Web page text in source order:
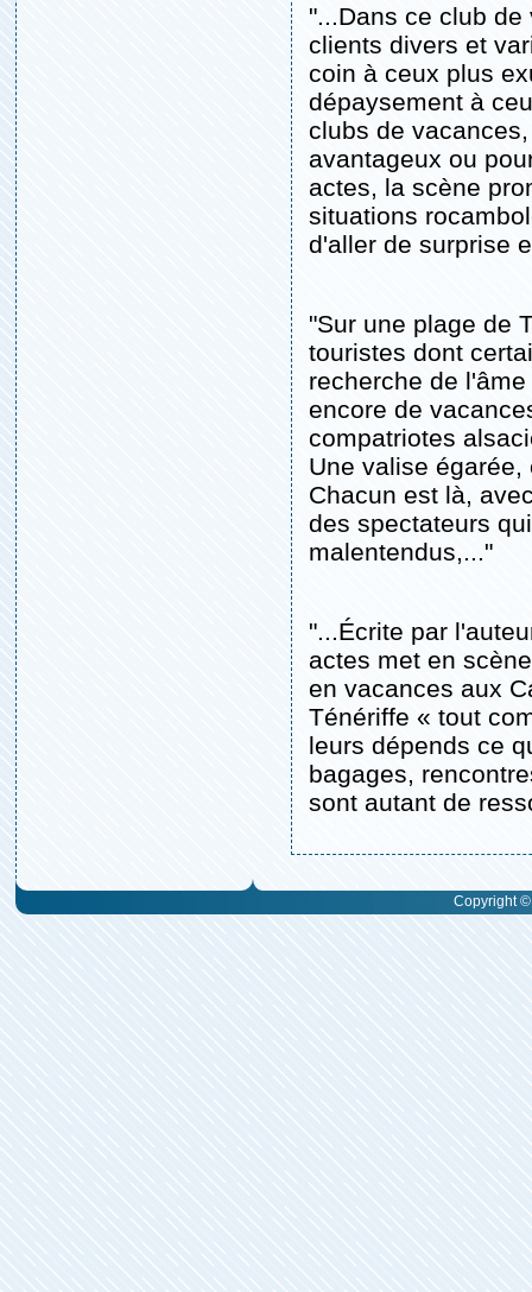
"...Dans ce club
clients divers et
coin à ceux plus
dépaysement à
clubs de
avantageux ou
actes, la scène
situations
d'aller de surprise
"Sur une plage de
touristes dont
recherche de
encore de
compatriotes
Une valise
Chacun est là,
des spectateurs
malentendus,..."
"...Écrite par
actes met en
en vacances aux
Ténériffe « tout
leurs dépends ce
bagages,
sont autant de
Copyright